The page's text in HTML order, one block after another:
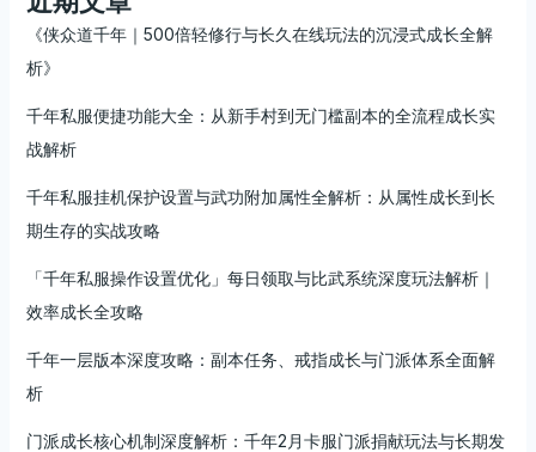
《侠众道千年｜500倍轻修行与长久在线玩法的沉浸式成长全解
析》
千年私服便捷功能大全：从新手村到无门槛副本的全流程成长实
战解析
千年私服挂机保护设置与武功附加属性全解析：从属性成长到长
期生存的实战攻略
「千年私服操作设置优化」每日领取与比武系统深度玩法解析｜
效率成长全攻略
千年一层版本深度攻略：副本任务、戒指成长与门派体系全面解
析
门派成长核心机制深度解析：千年2月卡服门派捐献玩法与长期发